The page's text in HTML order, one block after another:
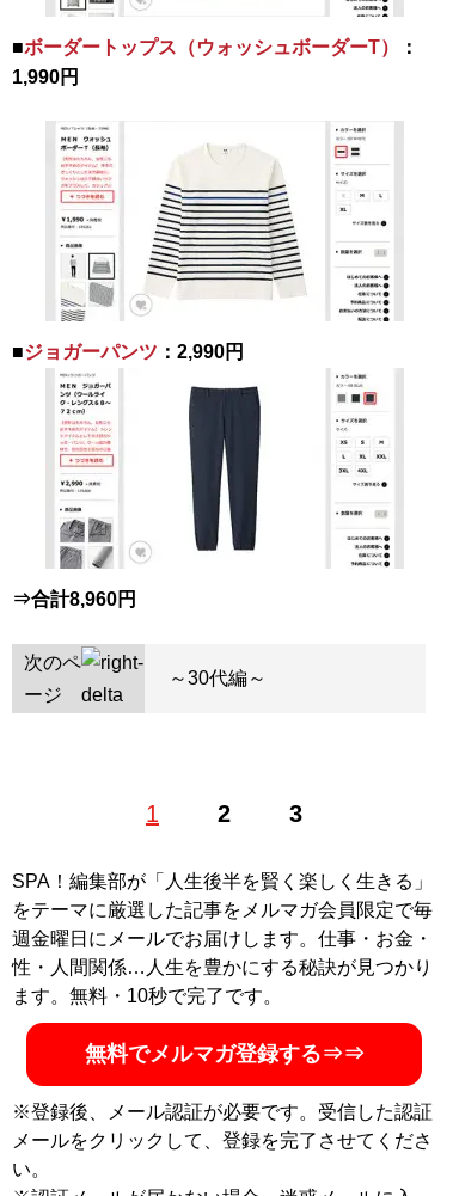
■ボーダートップス（ウォッシュボーダーT）
：
1,990円
■ジョガーパンツ ：2,990円
⇒合計8,960円
次のペ
ージ
～30代編～
1 2 3
SPA！編集部が「人生後半を賢く楽しく生きる」
をテーマに厳選した記事をメルマガ会員限定で毎
週金曜日にメールでお届けします。仕事・お金・
性・人間関係…人生を豊かにする秘訣が見つかり
ます。無料・10秒で完了です。
無料でメルマガ登録する⇒⇒
※登録後、メール認証が必要です。受信した認証
メールをクリックして、登録を完了させてくださ
い。